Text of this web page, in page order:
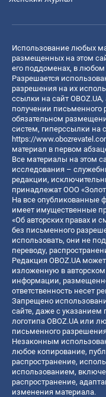
Использование любых
размещенных на этом
его поддоменах, в любом
Разрешается
разрешения на их
ссылки на сайт
получении письменного
обязательном
систем, гиперссылки на
https://
материал в первом
Все материалы на этом
исследования –
редакции,
принадлежат ООО
На все опубликованные
имеет имущественные
«Об авторских правах и
без письменного
использовать, они не
переводу,
Редакция OBOZ.UA
изложенную в
информации,
ответственность несет
Запрещено
сайте, даже с указанием
логотипа OBOZ.UA или
письменного
Незаконным
любое копирование,
распространение,
использованием,
распространение,
изменения материала.